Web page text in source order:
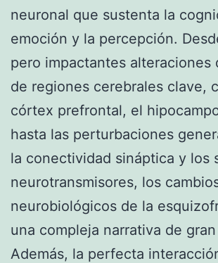
neuronal que sustenta la
emoción y la percepción.
pero impactantes alteraciones
de regiones cerebrales clave,
córtex prefrontal, el
hasta las perturbaciones
la conectividad sináptica y los
neurotransmisores, los
neurobiológicos de la
una compleja narrativa de
Además, la perfecta